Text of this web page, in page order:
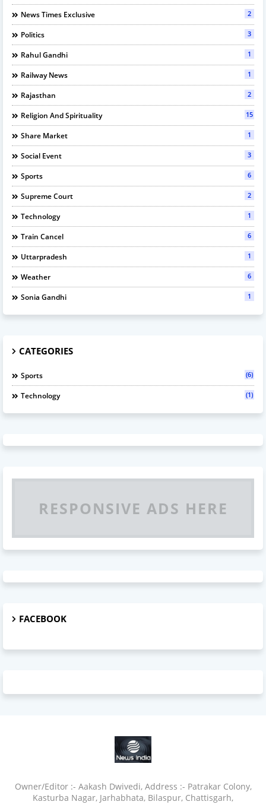
News Times Exclusive 2
Politics 3
Rahul Gandhi 1
Railway News 1
Rajasthan 2
Religion And Spirituality 15
Share Market 1
Social Event 3
Sports 6
Supreme Court 2
Technology 1
Train Cancel 6
Uttarpradesh 1
Weather 6
Sonia Gandhi 1
CATEGORIES
Sports (6)
Technology (1)
RESPONSIVE ADS HERE
FACEBOOK
Owner/Editor :- Aakash Dwivedi, Address :- Patrakar Colony,
Kasturba Nagar, Jarhabhata, Bilaspur, Chattisgarh,